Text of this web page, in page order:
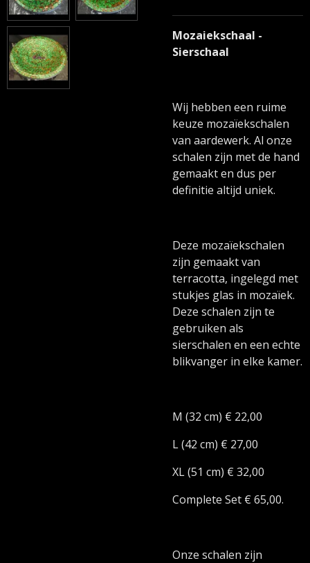
Mozaiekschaal -
Sierschaal
Wij hebben een ruime
keuze mozaïekschalen
van aardewerk. Al onze
schalen zijn met de hand
gemaakt en dus per
definitie altijd uniek.
Deze mozaïekschalen
zijn gemaakt van
terracotta, ingelegd met
stukjes glas in mozaïek.
Deze schalen zijn te
gebruiken als
sierschalen en een echte
blikvanger in elke kamer.
M (32 cm) € 22,00
L (42 cm) € 27,00
XL (51 cm) € 32,00
Complete Set € 65,00.
Onze schalen zijn